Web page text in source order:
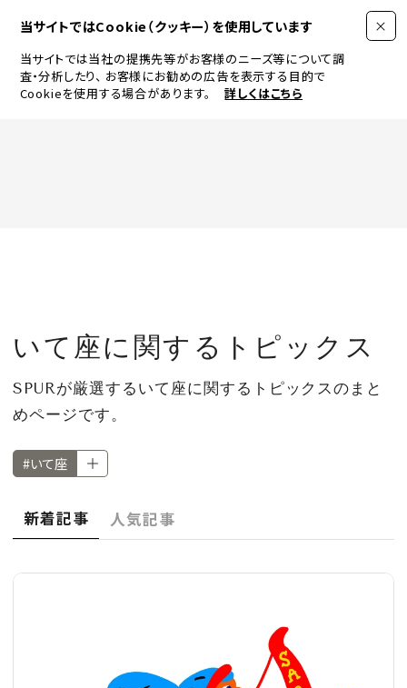
当サイトではCookie（クッキー）を使用しています
当サイトでは当社の提携先等がお客様のニーズ等について調
査・分析したり、 お客様にお勧めの広告を表示する目的で
Cookieを使用する場合があります。
詳しくはこちら
LIFESTYLE
CULTURE
CELEBRITY
COLLECTION
WEDDING
いて座に関するトピックス
SPURが厳選するいて座に関するトピックスのまと
めページです。
#いて座
新着記事 人気記事